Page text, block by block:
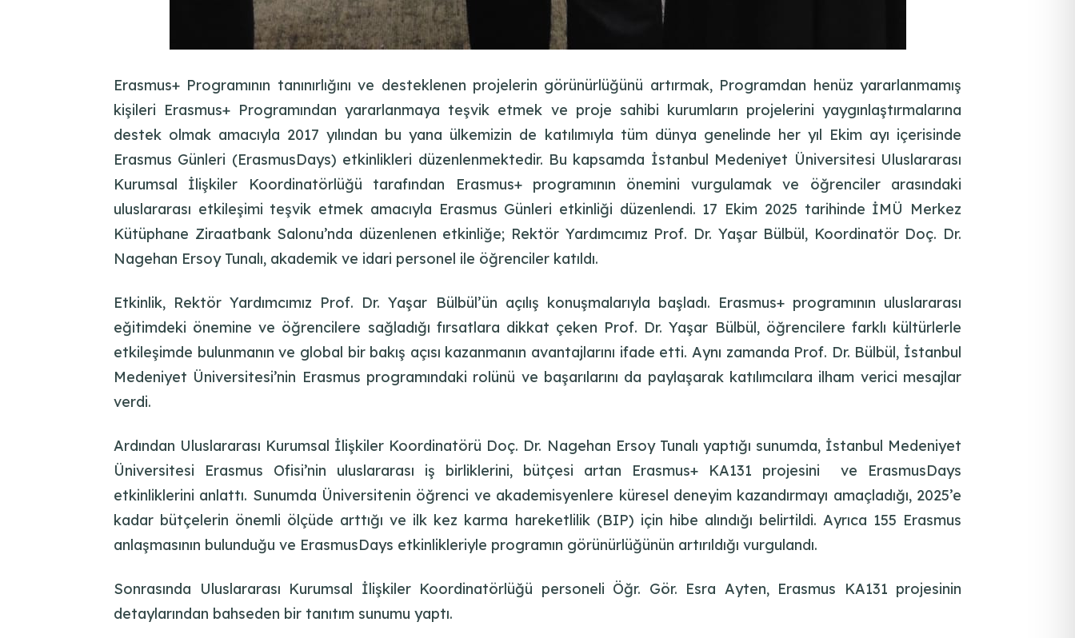
Erasmus+ Programının tanınırlığını ve desteklenen projelerin görünürlüğünü artırmak, Programdan henüz yararlanmamış
kişileri Erasmus+ Programından yararlanmaya teşvik etmek ve proje sahibi kurumların projelerini yaygınlaştırmalarına
destek olmak amacıyla 2017 yılından bu yana ülkemizin de katılımıyla tüm dünya genelinde her yıl Ekim ayı içerisinde
Erasmus Günleri (ErasmusDays) etkinlikleri düzenlenmektedir. Bu kapsamda İstanbul Medeniyet Üniversitesi Uluslararası
Kurumsal İlişkiler Koordinatörlüğü tarafından Erasmus+ programının önemini vurgulamak ve öğrenciler arasındaki
uluslararası etkileşimi teşvik etmek amacıyla Erasmus Günleri etkinliği düzenlendi. 17 Ekim 2025 tarihinde İMÜ Merkez
Kütüphane Ziraatbank Salonu’nda düzenlenen etkinliğe; Rektör Yardımcımız Prof. Dr. Yaşar Bülbül, Koordinatör Doç. Dr.
Nagehan Ersoy Tunalı, akademik ve idari personel ile öğrenciler katıldı.
Etkinlik, Rektör Yardımcımız Prof. Dr. Yaşar Bülbül’ün açılış konuşmalarıyla başladı. Erasmus+ programının uluslararası
eğitimdeki önemine ve öğrencilere sağladığı fırsatlara dikkat çeken Prof. Dr. Yaşar Bülbül, öğrencilere farklı kültürlerle
etkileşimde bulunmanın ve global bir bakış açısı kazanmanın avantajlarını ifade etti. Aynı zamanda Prof. Dr. Bülbül, İstanbul
Medeniyet Üniversitesi’nin Erasmus programındaki rolünü ve başarılarını da paylaşarak katılımcılara ilham verici mesajlar
verdi.
Ardından Uluslararası Kurumsal İlişkiler Koordinatörü Doç. Dr. Nagehan Ersoy Tunalı yaptığı sunumda, İstanbul Medeniyet
Üniversitesi Erasmus Ofisi’nin uluslararası iş birliklerini, bütçesi artan Erasmus+ KA131 projesini ve ErasmusDays
etkinliklerini anlattı. Sunumda Üniversitenin öğrenci ve akademisyenlere küresel deneyim kazandırmayı amaçladığı, 2025’e
kadar bütçelerin önemli ölçüde arttığı ve ilk kez karma hareketlilik (BIP) için hibe alındığı belirtildi. Ayrıca 155 Erasmus
anlaşmasının bulunduğu ve ErasmusDays etkinlikleriyle programın görünürlüğünün artırıldığı vurgulandı.
Sonrasında Uluslararası Kurumsal İlişkiler Koordinatörlüğü personeli Öğr. Gör. Esra Ayten, Erasmus KA131 projesinin
detaylarından bahseden bir tanıtım sunumu yaptı.